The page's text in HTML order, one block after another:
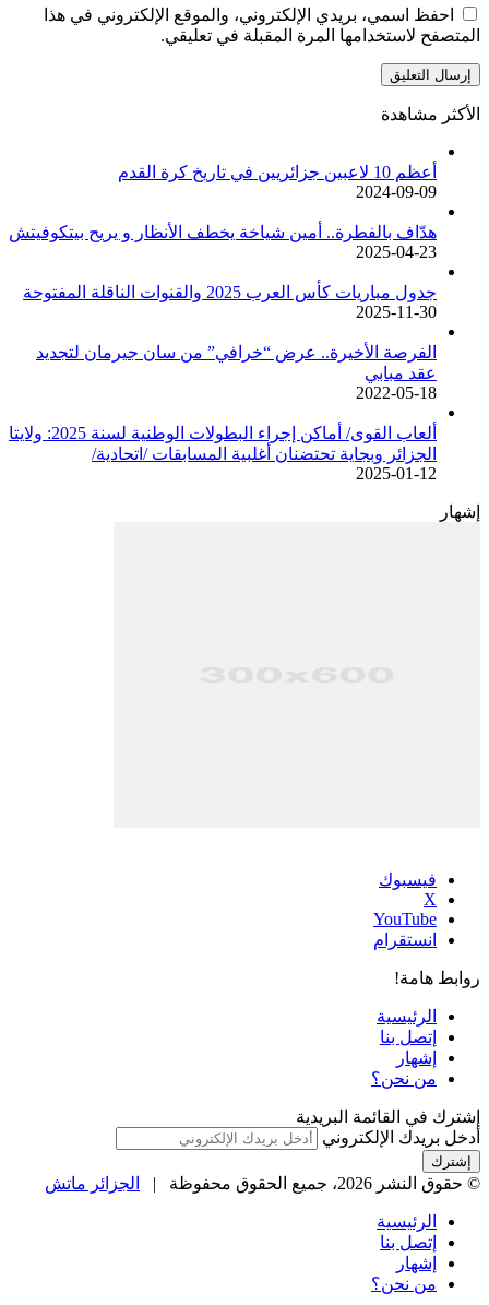
احفظ اسمي، بريدي الإلكتروني، والموقع الإلكتروني في هذا
المتصفح لاستخدامها المرة المقبلة في تعليقي.
الأكثر مشاهدة
أعظم 10 لاعبين جزائريين في تاريخ كرة القدم
2024-09-09
هدّاف بالفطرة.. أمين شياخة يخطف الأنظار و يريح بيتكوفيتش
2025-04-23
جدول مباريات كأس العرب 2025 والقنوات الناقلة المفتوحة
2025-11-30
الفرصة الأخيرة.. عرض “خرافي” من سان جيرمان لتجديد
عقد مبابي
2022-05-18
ألعاب القوى/ أماكن إجراء البطولات الوطنية لسنة 2025: ولايتا
الجزائر وبجاية تحتضنان أغلبية المسابقات /اتحادية/
2025-01-12
إشهار
فيسبوك
‫X
‫YouTube
انستقرام
روابط هامة!
الرئيسية
إتصل بنا
إشهار
من نحن؟
إشترك في القائمة البريدية
أدخل بريدك الإلكتروني
© حقوق النشر 2026، جميع الحقوق محفوظة | الجزائر ماتش
الرئيسية
إتصل بنا
إشهار
من نحن؟